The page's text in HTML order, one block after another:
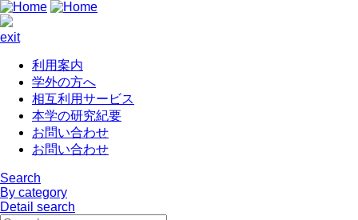
exit
利用案内
学外の方へ
相互利用サービス
本学の研究紀要
お問い合わせ
お問い合わせ
Search
By category
Detail search